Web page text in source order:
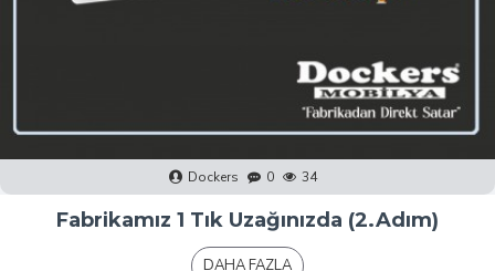
Dockers 0 40
Fabrikamız 1 Tık Uzağınızda (1.Adım)
DAHA FAZLA